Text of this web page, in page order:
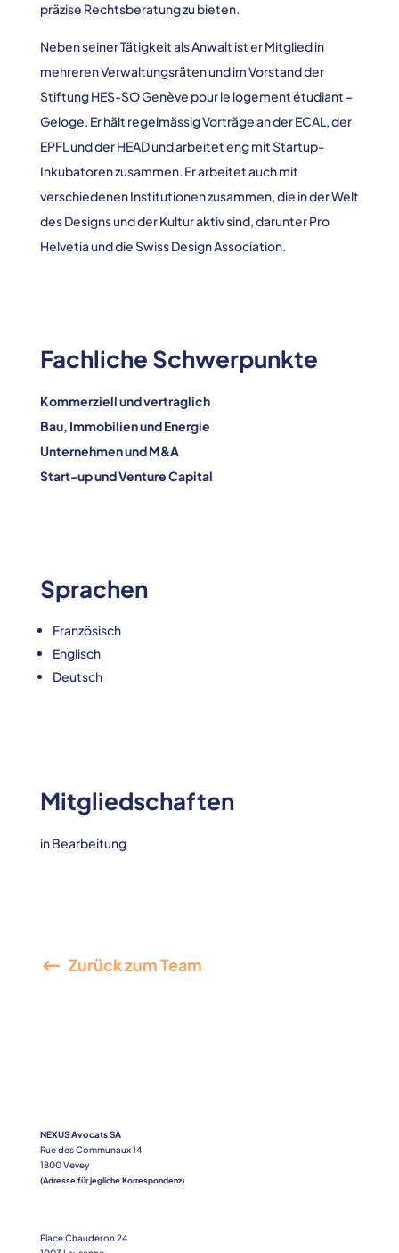
präzise Rechtsberatung zu bieten.
Neben seiner Tätigkeit als Anwalt ist er Mitglied in
mehreren Verwaltungsräten und im Vorstand der
Stiftung HES-SO Genève pour le logement étudiant –
Geloge. Er hält regelmässig Vorträge an der ECAL, der
EPFL und der HEAD und arbeitet eng mit Startup-
Inkubatoren zusammen. Er arbeitet auch mit
verschiedenen Institutionen zusammen, die in der Welt
des Designs und der Kultur aktiv sind, darunter Pro
Helvetia und die Swiss Design Association.
Fachliche Schwerpunkte
Kommerziell und vertraglich
Bau, Immobilien und Energie
Unternehmen und M&A
Start-up und Venture Capital
Sprachen
Französisch
Englisch
Deutsch
Mitgliedschaften
in Bearbeitung
Zurück zum Team
NEXUS Avocats SA
Rue des Communaux 14
1800 Vevey
(Adresse für jegliche Korrespondenz)
Place Chauderon 24